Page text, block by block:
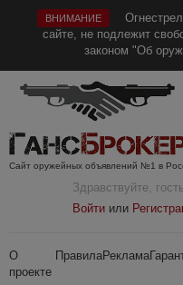
ВНИМАНИЕ
сайте, не подлежит
законом "Об
Сайт оружейных объявлений №1 в
Здравствуйте, гость
Войти или
О
проекте
ПравилаРеклама